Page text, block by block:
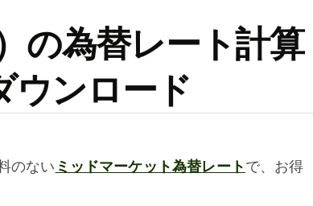
の為替レート計算
ウンロード
のない ミッドマーケット為替レートで、お得